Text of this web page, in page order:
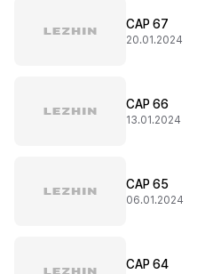
CAP 67
20.01.2024
CAP 66
13.01.2024
CAP 65
06.01.2024
CAP 64